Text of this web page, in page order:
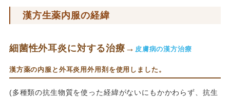
漢方生薬内服の経緯
細菌性外耳炎に対する治療→ 皮膚病の漢方治療
漢方薬の内服と外耳炎用外用剤を使用しました。
(多種類の抗生物質を使った経緯がないにもかかわらず、抗生